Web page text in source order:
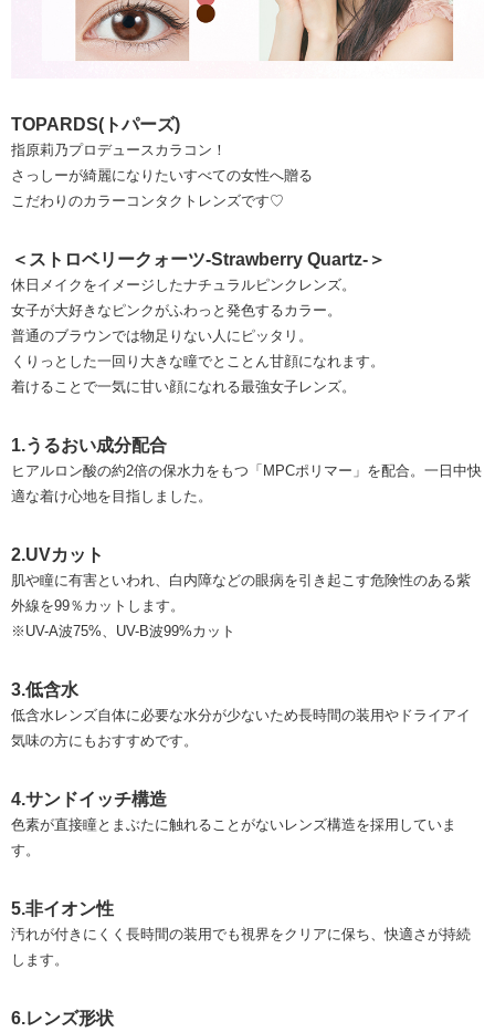
TOPARDS(トパーズ)
指原莉乃プロデュースカラコン！
さっしーが綺麗になりたいすべての女性へ贈る
こだわりのカラーコンタクトレンズです♡
＜ストロベリークォーツ-Strawberry Quartz-＞
休日メイクをイメージしたナチュラルピンクレンズ。
女子が大好きなピンクがふわっと発色するカラー。
普通のブラウンでは物足りない人にピッタリ。
くりっとした一回り大きな瞳でとことん甘顔になれます。
着けることで一気に甘い顔になれる最強女子レンズ。
1.うるおい成分配合
ヒアルロン酸の約2倍の保水力をもつ「MPCポリマー」を配合。一日中快
適な着け心地を目指しました。
2.UVカット
肌や瞳に有害といわれ、白内障などの眼病を引き起こす危険性のある紫
外線を99％カットします。
※UV-A波75%、UV-B波99%カット
3.低含水
低含水レンズ自体に必要な水分が少ないため長時間の装用やドライアイ
気味の方にもおすすめです。
4.サンドイッチ構造
色素が直接瞳とまぶたに触れることがないレンズ構造を採用していま
す。
5.非イオン性
汚れが付きにくく長時間の装用でも視界をクリアに保ち、快適さが持続
します。
6.レンズ形状